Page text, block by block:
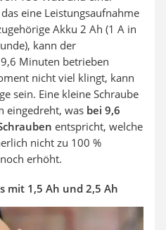
eine Leistungsaufnahme
Akku 2 Ah (1 A in
kann der
Minuten betrieben
nicht viel klingt, kann
sein. Eine kleine Schraube
eingedreht, was bei 9,6
entspricht, welche
nicht zu 100 %
erhöht.
mit 1,5 Ah und 2,5 Ah